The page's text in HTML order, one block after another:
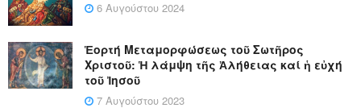
6 Αυγούστου 2024
Ἑορτή Μεταμορφώσεως τοῦ Σωτῆρος
Χριστοῦ: Ἡ λάμψη τῆς Ἀλήθειας καί ἡ εὐχή
τοῦ Ἰησοῦ
7 Αυγούστου 2023